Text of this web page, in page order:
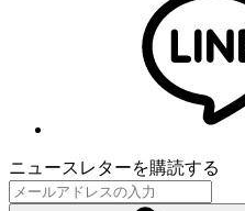
ニュースレターを購読する